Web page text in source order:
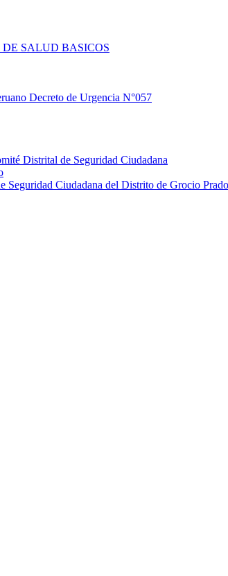
SALUD BASICOS
Decreto de Urgencia N°057
Distrital de Seguridad Ciudadana
Seguridad Ciudadana del Distrito de Grocio Prado